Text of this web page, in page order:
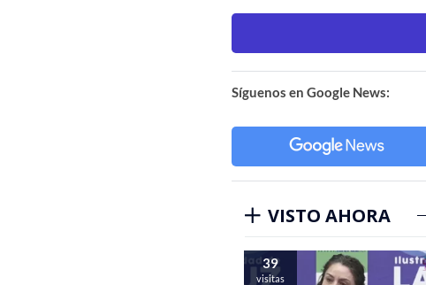
Síguenos en Google News:
VISTO AHORA
39
visitas